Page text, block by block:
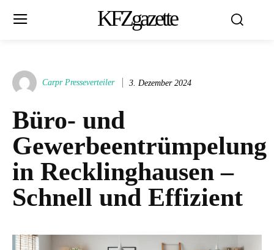
KFZgazette
Carpr Presseverteiler 3. Dezember 2024
Büro- und
Gewerbeentrümpelung
in Recklinghausen –
Schnell und Effizient